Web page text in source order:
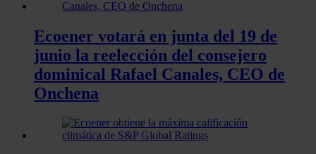
Ecoener votará en junta del 19 de
junio la reelección del consejero
dominical Rafael Canales, CEO de
Onchena